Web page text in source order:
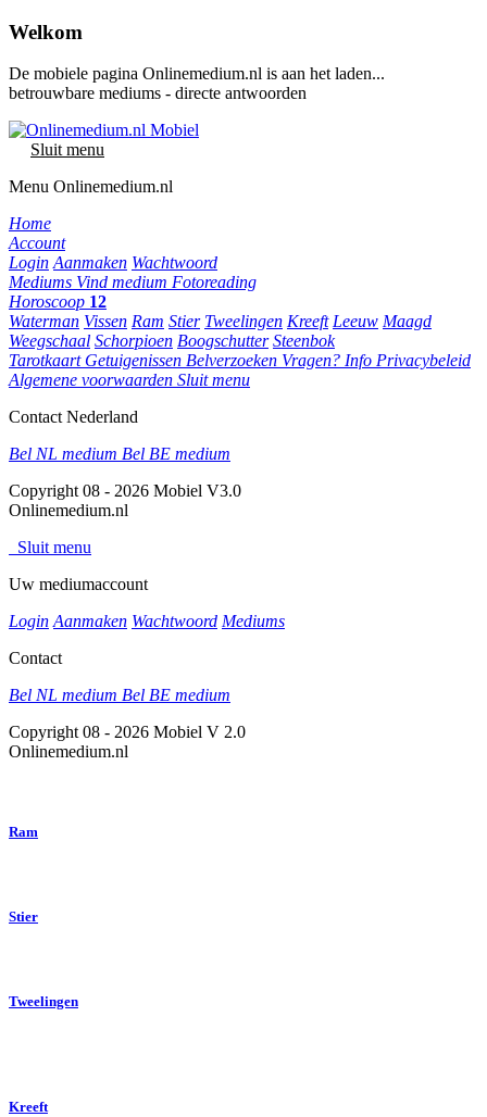
Welkom
De mobiele pagina Onlinemedium.nl is aan het laden...
betrouwbare mediums - directe antwoorden
Sluit menu
Menu Onlinemedium.nl
Home
Account
Login Aanmaken Wachtwoord
Mediums Vind medium Fotoreading
Horoscoop 12
Waterman Vissen Ram Stier Tweelingen Kreeft Leeuw Maagd
Weegschaal Schorpioen Boogschutter Steenbok
Tarotkaart Getuigenissen Belverzoeken Vragen? Info Privacybeleid
Algemene voorwaarden Sluit menu
Contact Nederland
Bel NL medium Bel BE medium
Copyright 08 - 2026 Mobiel V3.0
Onlinemedium.nl
Sluit menu
Uw mediumaccount
Login Aanmaken Wachtwoord Mediums
Contact
Bel NL medium Bel BE medium
Copyright 08 - 2026 Mobiel V 2.0
Onlinemedium.nl
Ram
Stier
Tweelingen
Kreeft